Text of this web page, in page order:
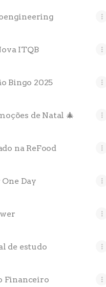
ITQB
Bingo 2025
de Natal 🎄
na ReFood
Day
de estudo
Financeiro